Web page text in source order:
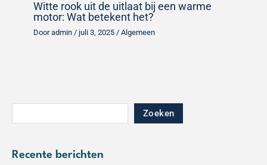
Witte rook uit de uitlaat bij een warme
motor: Wat betekent het?
Door admin / juli 3, 2025 /Algemeen
Zoeken
Recente berichten